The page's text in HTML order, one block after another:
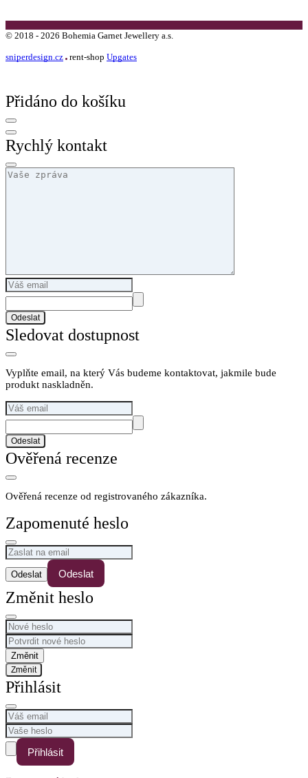
© 2018 - 2026 Bohemia Garnet Jewellery a.s.
sniperdesign.cz rent-shop Upgates
Přidáno do košíku
Rychlý kontakt
Odeslat
Sledovat dostupnost
Vyplňte email, na který Vás budeme kontaktovat, jakmile bude
produkt naskladněn.
Odeslat
Ověřená recenze
Ověřená recenze od registrovaného zákazníka.
Zapomenuté heslo
Odeslat
Změnit heslo
Změnit
Přihlásit
Přihlásit